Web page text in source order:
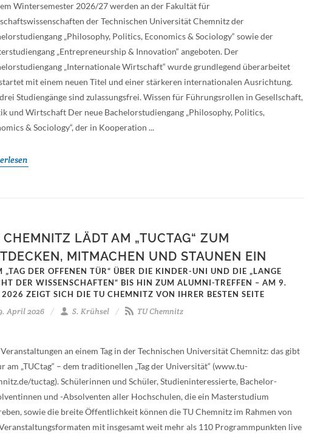
Wintersemester 2026/27 werden an der Fakultät für
der Technischen Universität Chemnitz der
„Philosophy, Politics, Economics & Sociology“ sowie der
„Entrepreneurship & Innovation“ angeboten. Der
„Internationale Wirtschaft“ wurde grundlegend überarbeitet
mit einem neuen Titel und einer stärkeren internationalen Ausrichtung.
Studiengänge sind zulassungsfrei. Wissen für Führungsrollen in Gesellschaft,
und Wirtschaft Der neue Bachelorstudiengang „Philosophy, Politics,
& Sociology“, der in Kooperation ...
CHEMNITZ LÄDT AM „TUCTAG“ ZUM
MITMACHEN UND STAUNEN EIN
„TAG DER OFFENEN TÜR“ ÜBER DIE KINDER-UNI UND DIE „LANGE
DER WISSENSCHAFTEN“ BIS HIN ZUM ALUMNI-TREFFEN – AM 9.
ZEIGT SICH DIE TU CHEMNITZ VON IHRER BESTEN SEITE
April 2026 S. Krühsel TU Chemnitz
an einem Tag in der Technischen Universität Chemnitz: das gibt
am „TUCtag“ – dem traditionellen „Tag der Universität“ (www.tu-
tuctag). Schülerinnen und Schüler, Studieninteressierte, Bachelor-
und -Absolventen aller Hochschulen, die ein Masterstudium
sowie die breite Öffentlichkeit können die TU Chemnitz im Rahmen von
mit insgesamt weit mehr als 110 Programmpunkten live